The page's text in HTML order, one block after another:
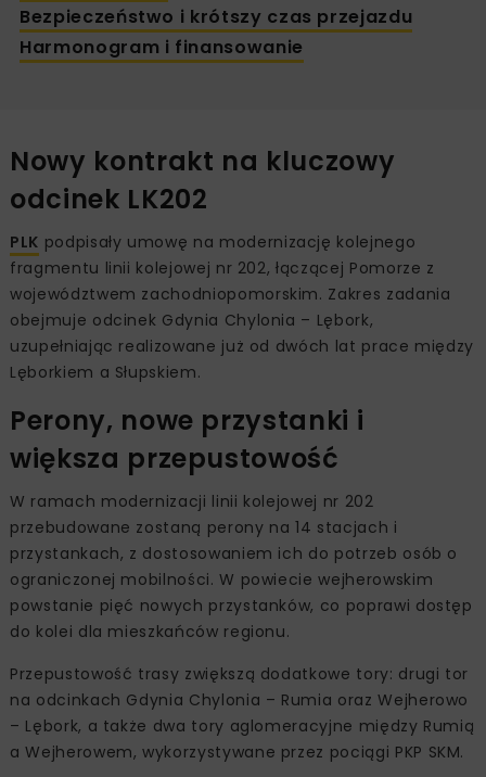
Bezpieczeństwo i krótszy czas przejazdu
Harmonogram i finansowanie
Nowy kontrakt na kluczowy
odcinek LK202
PLK podpisały umowę na modernizację kolejnego
fragmentu linii kolejowej nr 202, łączącej Pomorze z
województwem zachodniopomorskim. Zakres zadania
obejmuje odcinek Gdynia Chylonia – Lębork,
uzupełniając realizowane już od dwóch lat prace między
Lęborkiem a Słupskiem.
Perony, nowe przystanki i
większa przepustowość
W ramach modernizacji linii kolejowej nr 202
przebudowane zostaną perony na 14 stacjach i
przystankach, z dostosowaniem ich do potrzeb osób o
ograniczonej mobilności. W powiecie wejherowskim
powstanie pięć nowych przystanków, co poprawi dostęp
do kolei dla mieszkańców regionu.
Przepustowość trasy zwiększą dodatkowe tory: drugi tor
na odcinkach Gdynia Chylonia – Rumia oraz Wejherowo
– Lębork, a także dwa tory aglomeracyjne między Rumią
a Wejherowem, wykorzystywane przez pociągi PKP SKM.